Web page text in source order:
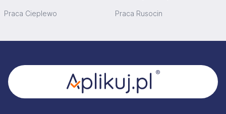
Praca Cieplewo Praca Rusocin